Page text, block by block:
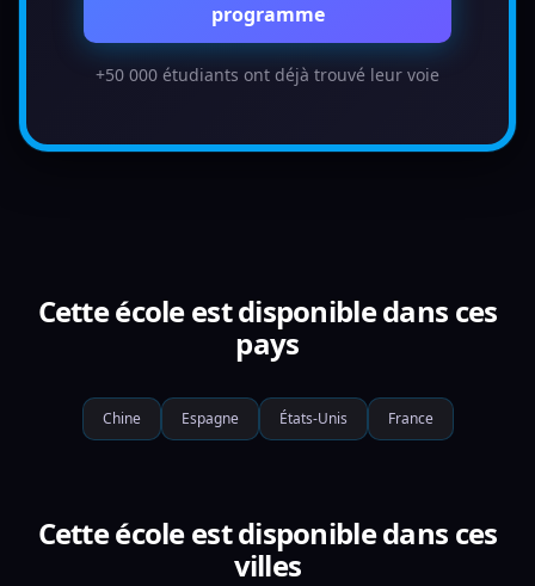
programme
+50 000 étudiants ont déjà trouvé leur voie
Cette école est disponible dans ces
pays
Chine Espagne États-Unis France
Cette école est disponible dans ces
villes